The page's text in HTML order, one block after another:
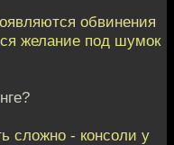
обвинения
желание под шумок
сложно - консоли у